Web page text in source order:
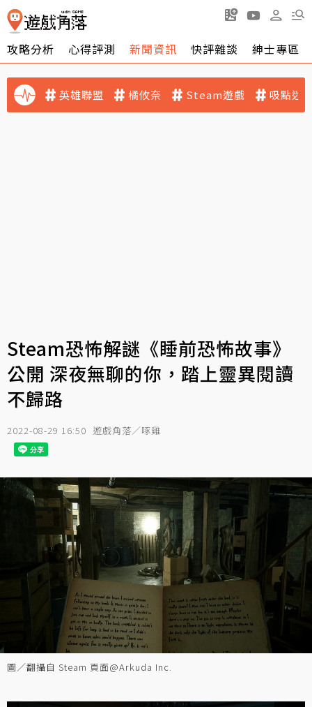
攻略分析 心得評測 新聞資訊 快評雜談 紳士專區
英雄聯盟 橘攸奈 Steam遊戲 吸點迷
Steam恐怖解謎《睡前恐怖故事》
公開 深夜無聊的你，踏上靈異閱讀
不歸路
2022-08-29 16:50 遊戲角落／啄雞
圖／翻攝自 Steam 頁面@Arkuda Inc.